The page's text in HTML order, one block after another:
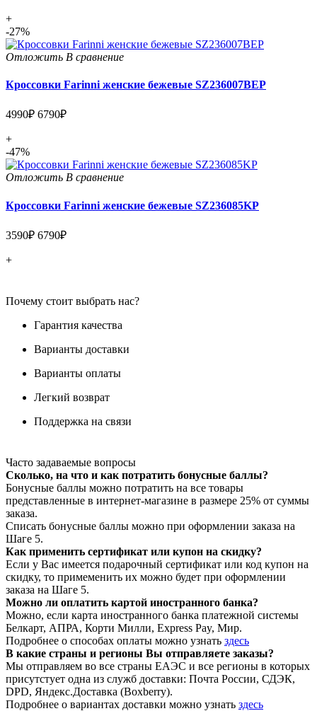
+
-27%
Отложить В сравнение
Кроссовки Farinni женские бежевые SZ236007BEP
4990₽ 6790₽
+
-47%
Отложить В сравнение
Кроссовки Farinni женские бежевые SZ236085KP
3590₽ 6790₽
+
Почему стоит выбрать нас?
Гарантия качества
Варианты доставки
Варианты оплаты
Легкий возврат
Поддержка на связи
Часто задаваемые вопросы
Сколько, на что и как потратить бонусные баллы?
Бонусные баллы можно потратить на все товары
представленные в интернет-магазине в размере 25% от суммы
заказа.
Списать бонусные баллы можно при оформлении заказа на
Шаге 5.
Как применить сертификат или купон на скидку?
Если у Вас имеется подарочный сертификат или код купон на
скидку, то примеменить их можно будет при оформлении
заказа на Шаге 5.
Можно ли оплатить картой иностранного банка?
Можно, если карта иностранного банка платежной системы
Белкарт, АПРА, Корти Милли, Express Pay, Мир.
Подробнее о способах оплаты можно узнать здесь
В какие страны и регионы Вы отправляете заказы?
Мы отправляем во все страны ЕАЭС и все регионы в которых
присутстует одна из служб доставки: Почта России, СДЭК,
DPD, Яндекс.Доставка (Boxberry).
Подробнее о вариантах доставки можно узнать здесь